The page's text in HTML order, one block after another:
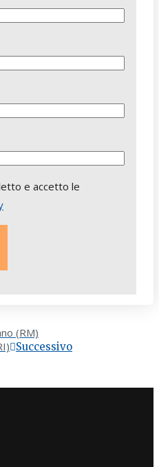
e accetto le
(RM)
Successivo